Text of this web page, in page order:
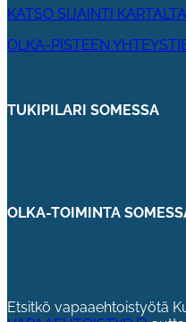
KATSO SIJAINTI
OLKA-PISTEEN
TUKIPILARI SOMESSA
OLKA-TOIMINTA
Etsitkö vapaaehtoistyötä